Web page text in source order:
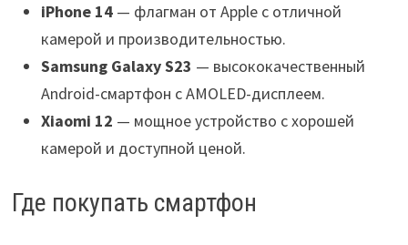
iPhone 14— флагман от Apple с отличной
камерой и производительностью.
Samsung Galaxy S23 — высококачественный
Android-смартфон с AMOLED-дисплеем.
Xiaomi 12 — мощное устройство с хорошей
камерой и доступной ценой.
Где покупать смартфон